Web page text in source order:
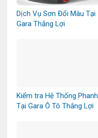
Dịch Vụ Sơn Đổi Màu Tại
Gara Thắng Lợi
Kiểm tra Hệ Thống Phanh
Tại Gara Ô Tô Thắng Lợi